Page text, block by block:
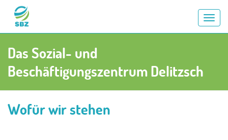
Das Sozial- und
Beschäftigungszentrum Delitzsch
Wofür wir stehen